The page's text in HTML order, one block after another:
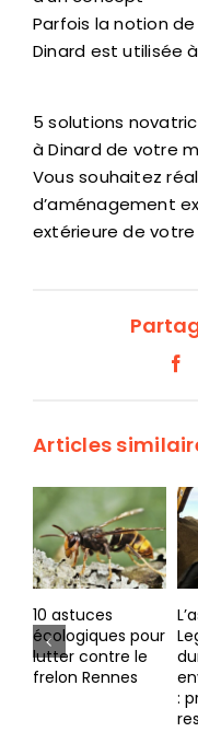
Parfois la notion
Dinard est utilisée
5 solutions
à Dinard de votre
Vous souhaitez
d’aménagement
extérieure de votre
Articles
L’assainissement
Legé et la
durabilité
environnementale